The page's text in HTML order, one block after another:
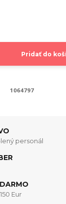
Pridať do
1064797
personál
Eur